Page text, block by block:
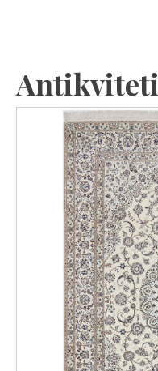
Antikviteti